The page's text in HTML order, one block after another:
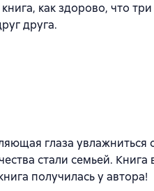
как здорово, что
друга.
глаза
стали семьей.
получилась у автора!